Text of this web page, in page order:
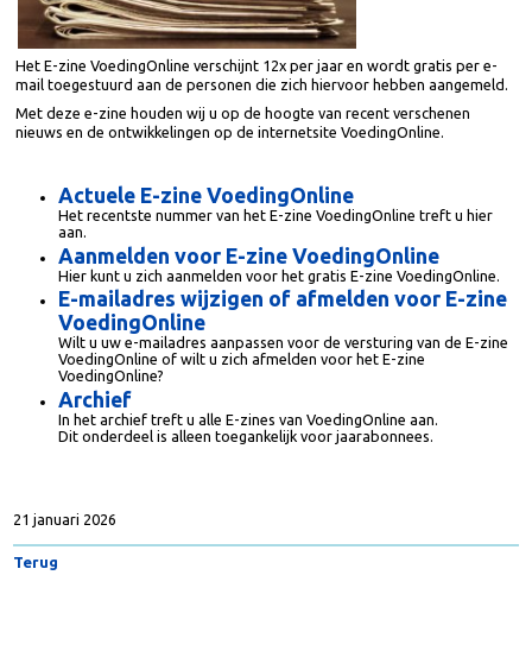
Het E-zine VoedingOnline verschijnt 12x per jaar en wordt gratis per e-
mail toegestuurd aan de personen die zich hiervoor hebben
Met deze e-zine houden wij u op de hoogte van recent verschenen
Actuele E-zine VoedingOnline
Het recentste nummer van het E-zine VoedingOnline treft u hier
aan.
Aanmelden voor E-zine VoedingOnline
Hier kunt u zich aanmelden voor het gratis E-zine VoedingOnline.
E-mailadres wijzigen of afmelden voor E-
VoedingOnline
Wilt u uw e-mailadres aanpassen voor de versturing van de E-
VoedingOnline of wilt u zich afmelden voor het E-zine
VoedingOnline?
Archief
21 januari 2026